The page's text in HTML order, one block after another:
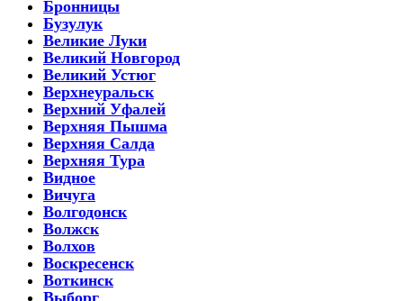
Бронницы
Бузулук
Великие Луки
Великий Новгород
Великий Устюг
Верхнеуральск
Верхний Уфалей
Верхняя Пышма
Верхняя Салда
Верхняя Тура
Видное
Вичуга
Волгодонск
Волжск
Волхов
Воскресенск
Воткинск
Выборг